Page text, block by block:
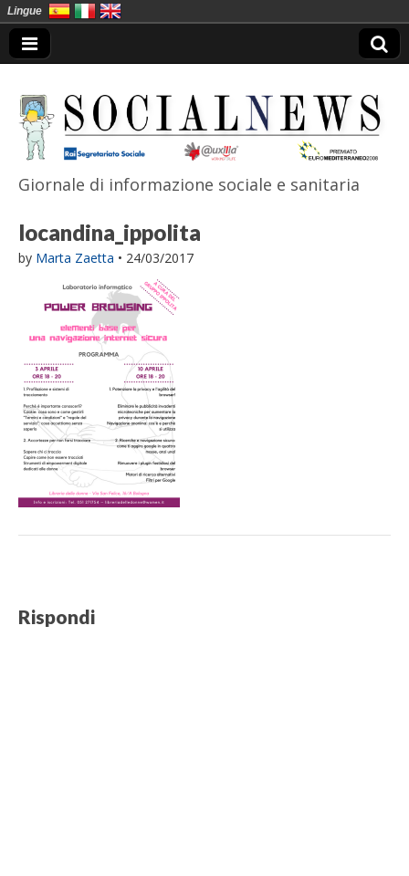
SocialNews
Giornale di informazione sociale e sanitaria
locandina_ippolita
by Marta Zaetta • 24/03/2017
Rispondi
Lingue